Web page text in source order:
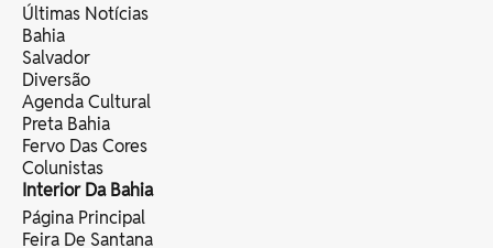
Últimas Notícias
Bahia
Salvador
Diversão
Agenda Cultural
Preta Bahia
Fervo Das Cores
Colunistas
Interior Da Bahia
Página Principal
Feira De Santana